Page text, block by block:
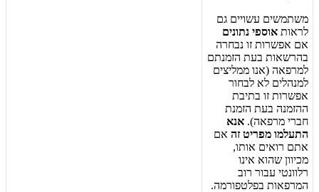
משתמשים עשויים גם
לראות אוספי נתונים
אם אפשרות זו נבחרה
בהרשאות בעת הזמנתם
למרפאה (אנו ממליצים
למנהלים לא לבחור
אפשרות זו בתיבת
ההזמנה בעת הזמנת
חברי מרפאה)
. אנא
התעלמו מפריט זה אם
אתם רואים אותו,
מכיוון שהוא אינו
רלוונטי עבור רוב
המרפאות בפלטפורמה.